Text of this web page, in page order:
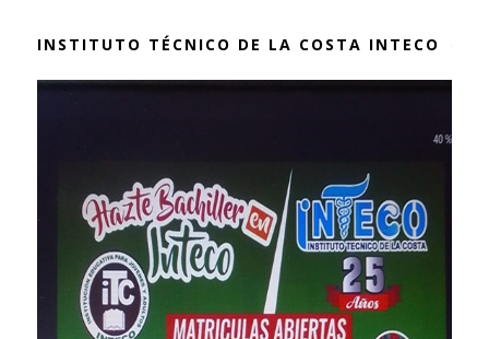
INSTITUTO TÉCNICO DE LA COSTA INTECO